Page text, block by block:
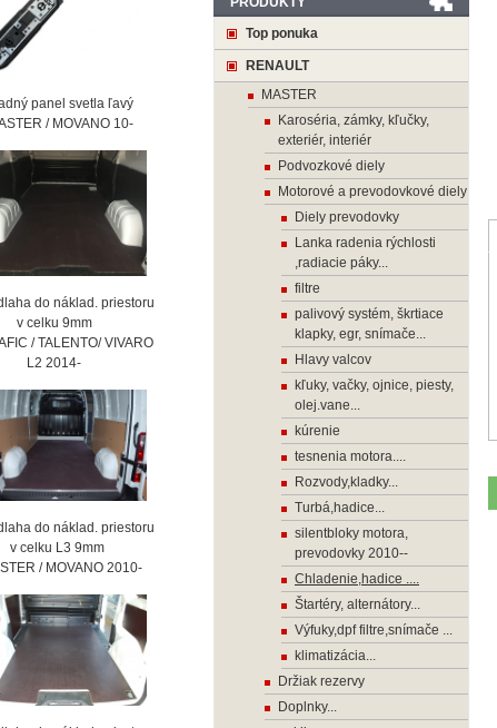
Top ponuka
RENAULT
MASTER
Karoséria, zámky, kľučky,
exteriér, interiér
Podvozkové diely
Motorové a prevodovkové diely
Diely prevodovky
Lanka radenia rýchlosti
,radiacie páky...
filtre
palivový systém, škrtiace
klapky, egr, snímače...
Hlavy valcov
kľuky, vačky, ojnice, piesty,
olej.vane...
kúrenie
tesnenia motora....
Rozvody,kladky...
Turbá,hadice...
silentbloky motora,
prevodovky 2010--
Chladenie,hadice ....
Štartéry, alternátory...
Výfuky,dpf filtre,snímače ...
klimatizácia...
Držiak rezervy
Doplnky...
panel svetla ľavý
/ MOVANO 10-
do náklad. priestoru
9mm
/ TALENTO/ VIVARO
2014-
do náklad. priestoru
L3 9mm
/ MOVANO 2010-